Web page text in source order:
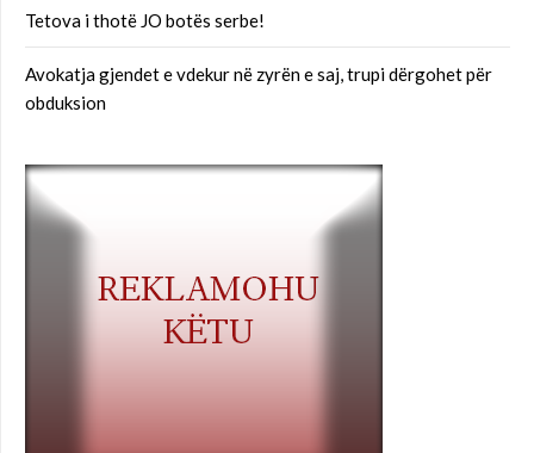
Tetova i thotë JO botës serbe!
Avokatja gjendet e vdekur në zyrën e saj, trupi dërgohet për
obduksion